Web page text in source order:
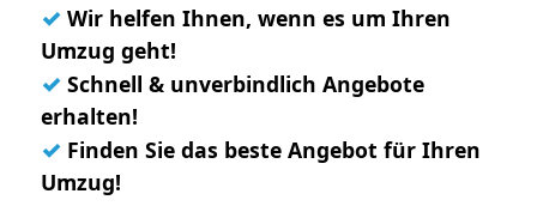
✓ Wir helfen Ihnen, wenn es um Ihren
Umzug geht!
✓ Schnell & unverbindlich Angebote
erhalten!
✓ Finden Sie das beste Angebot für Ihren
Umzug!